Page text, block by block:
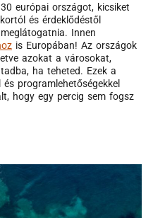
európai országot, kicsiket
és érdeklődéstől
Innen
is Europában! Az országok
azokat a városokat,
ha teheted. Ezek a
programlehetőségekkel
hogy egy percig sem fogsz